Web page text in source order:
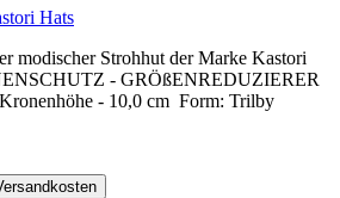
Hats
modischer Strohhut der Marke Kastori
- GRÖßENREDUZIERER
- 10,0 cm Form: Trilby